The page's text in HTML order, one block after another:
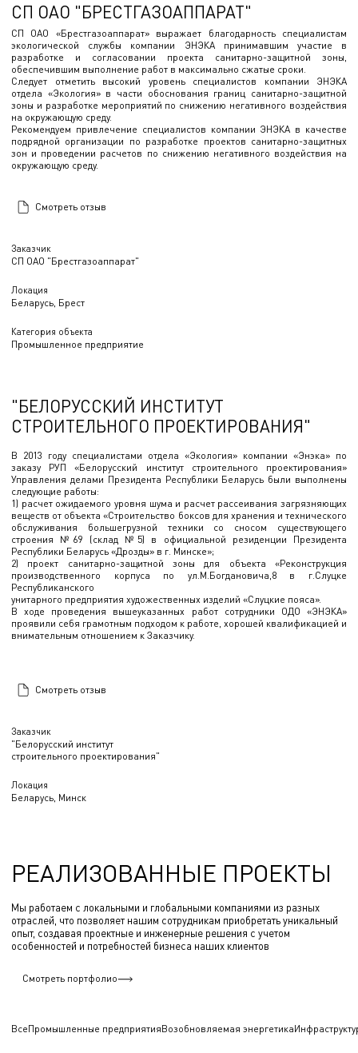
Заказчик
СП ОАО "Брестгазоаппарат"
Локация
Беларусь, Брест
Категория объекта
Промышленное предприятие
СП ОАО "БРЕСТГАЗОАППАРАТ"
СП ОАО «Брестгазоаппарат» выражает благодарность специалистам
экологической службы компании ЭНЭКА принимавшим участие в
разработке и согласовании проекта санитарно-защитной зоны,
обеспечившим выполнение работ в максимально сжатые сроки.
Следует отметить высокий уровень специалистов компании ЭНЭКА
отдела «Экология» в части обоснования границ санитарно-защитной
зоны и разработке мероприятий по снижению негативного воздействия
на окружающую среду.
Рекомендуем привлечение специалистов компании ЭНЭКА в качестве
подрядной организации по разработке проектов санитарно-защитных
зон и проведении расчетов по снижению негативного воздействия на
окружающую среду.
Смотреть отзыв
Заказчик
"Белорусский институт
строительного проектирования"
Локация
Беларусь, Минск
"БЕЛОРУССКИЙ ИНСТИТУТ
СТРОИТЕЛЬНОГО ПРОЕКТИРОВАНИЯ"
В 2013 году специалистами отдела «Экология» компании «Энэка» по
заказу РУП «Белорусский институт строительного проектирования»
Управления делами Президента Республики Беларусь были выполнены
следующие работы:
1) расчет ожидаемого уровня шума и расчет рассеивания загрязняющих
веществ от объекта «Строительство боксов для хранения и технического
обслуживания большегрузной техники со сносом существующего
строения №69 (склад №5) в официальной резиденции Президента
Республики Беларусь «Дрозды» в г. Минске»;
2) проект санитарно-защитной зоны для объекта «Реконструкция
производственного корпуса по ул.М.Богдановича,8 в г.Слуцке
Республиканского
унитарного предприятия художественных изделий «Слуцкие пояса».
В ходе проведения вышеуказанных работ сотрудники ОДО «ЭНЭКА»
проявили себя грамотным подходом к работе, хорошей квалификацией и
внимательным отношением к Заказчику.
Смотреть отзыв
РЕАЛИЗОВАННЫЕ ПРОЕКТЫ
Мы работаем с локальными и глобальными компаниями из разных
отраслей, что позволяет нашим сотрудникам приобретать уникальный
опыт, создавая проектные и инженерные решения с учетом
особенностей и потребностей бизнеса наших клиентов
Смотреть портфолио
ВсеПромышленные предприятияВозобновляемая энергетика